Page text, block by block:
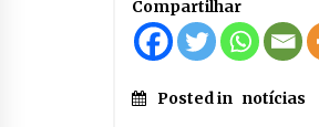
Compartilhar
Posted in notícias